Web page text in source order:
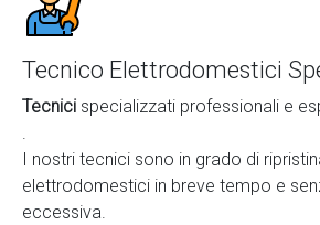
Tecnico Elettrodomestici
Tecnici specializzati professionali e
.
I nostri tecnici sono in grado di
elettrodomestici in breve tempo e
eccessiva.